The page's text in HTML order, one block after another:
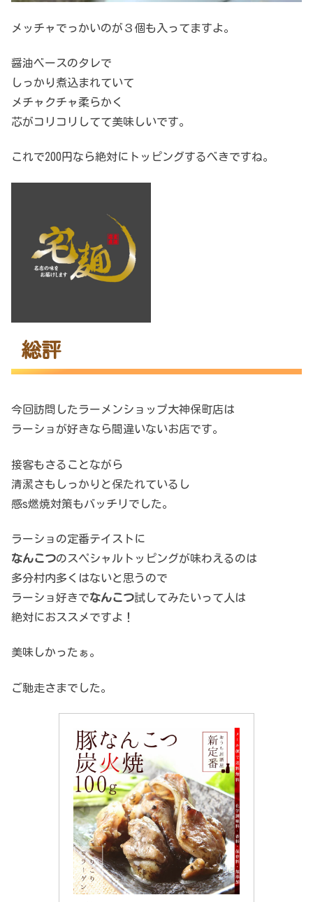
メッチャでっかいのが３個も入ってますよ。
醤油ベースのタレで
しっかり煮込まれていて
メチャクチャ柔らかく
芯がコリコリしてて美味しいです。
これで200円なら絶対にトッピングするべきですね。
総評
今回訪問したラーメンショップ大神保町店は
ラーショが好きなら間違いないお店です。
接客もさることながら
清潔さもしっかりと保たれているし
感s燃焼対策もバッチリでした。
ラーショの定番テイストに
なんこつのスペシャルトッピングが味わえるのは
多分村内多くはないと思うので
ラーショ好きでなんこつ試してみたいって人は
絶対におススメですよ！
美味しかったぁ。
ご馳走さまでした。